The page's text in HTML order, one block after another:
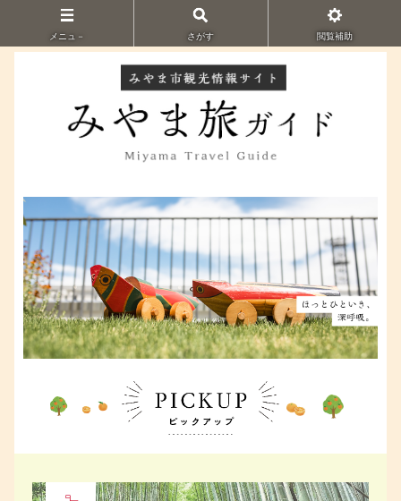
メニュ－ さがす 閲覧補助